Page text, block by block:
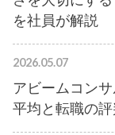
を社員が解説
2026.05.07
アビームコン
平均と転職の評